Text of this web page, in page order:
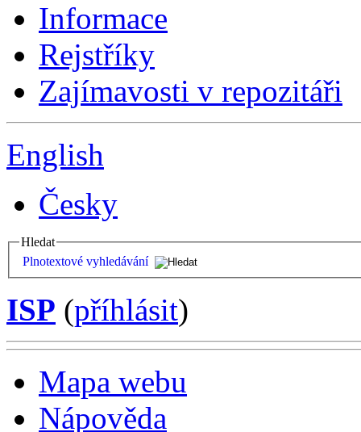
Informace
Rejstříky
Zajímavosti v repozitáři
English
Česky
Hledat
Plnotextové vyhledávání
ISP (příhlásit)
Mapa webu
Nápověda